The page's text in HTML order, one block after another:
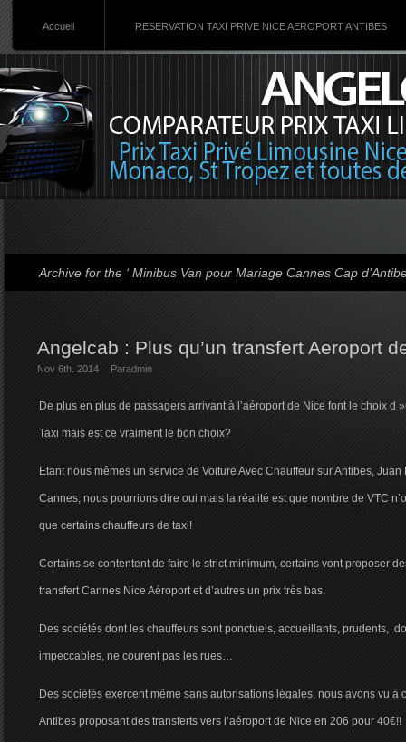
Accueil RESERVATION TAXI PRIVE NICE AEROPORT ANTIBES
Archive for the ‘ Minibus Van pour Mariage Cannes Cap
Angelcab : Plus qu’un transfert Aeroport
Nov 6th. 2014 Paradmin
De plus en plus de passagers arrivant à l’aéroport de Nice font le choix d
Taxi mais est ce vraiment le bon choix?
Etant nous mêmes un service de Voiture Avec Chauffeur sur Antibes,
Cannes, nous pourrions dire oui mais la réalité est que nombre de VTC
que certains chauffeurs de taxi!
Certains se contentent de faire le strict minimum, certains vont proposer
transfert Cannes Nice Aéroport et d’autres un prix très bas.
Des sociétés dont les chauffeurs sont ponctuels, accueillants, prudents,
impeccables, ne courent pas les rues…
Des sociétés exercent même sans autorisations légales, nous avons vu à
Antibes proposant des transferts vers l’aéroport de Nice en 206 pour 40€!!